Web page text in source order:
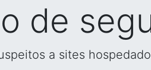
de
a sites